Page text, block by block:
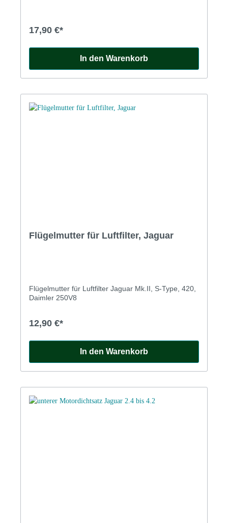
17,90 €*
In den Warenkorb
Flügelmutter für Luftfilter, Jaguar
Flügelmutter für Luftfilter Jaguar Mk.II, S-Type, 420,
Daimler 250V8
12,90 €*
In den Warenkorb